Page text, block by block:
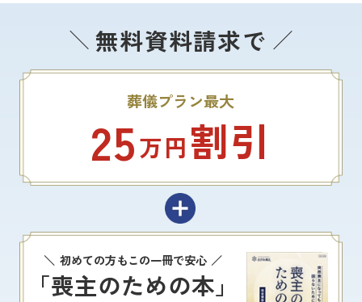
無料資料請求で
葬儀プラン最大
25万円割引
初めての方もこの一冊で安心
「喪主のための本」